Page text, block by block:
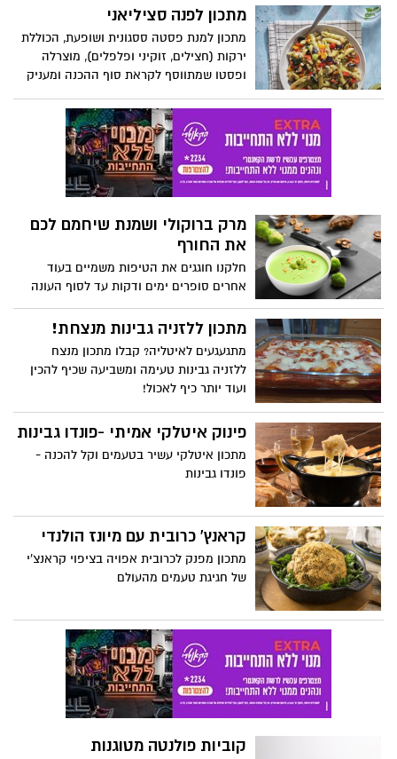
העוגיות קלות להכנה, נימוחות וטעימות
להפליא, מתאימות להגשה לצד שתייה חמה,
לקחת ביס ולהתענג.
מתכון לפנה סציליאני
מתכון למנת פסטה ססגונית ושופעת, הכוללת
ירקות (חצילים, זוקיני ופלפלים), מוצרלה
ופסטו שמתווסף לקראת סוף ההכנה ומעניק
מרק ברוקולי ושמנת שיחמם לכם
את החורף
חלקנו חוגגים את הטיפות משמיים בעוד
אחרים סופרים ימים ודקות עד לסוף העונה
הגשומה. אבל כולנו נזכה במהלך החודשים
הקרובים לחזור מעט רטובים הביתה,
ושמנת מנחם לכבוד פתיחת העונה הגשומה
מתכון ללזניה גבינות מנצחת!
מתגעגעים לאיטליה? קבלו מתכון מנצח
ללזניה גבינות טעימה ומשביעה שכיף להכין
ועוד יותר כיף לאכול!
פינוק איטלקי אמיתי -פונדו גבינות
מתכון איטלקי עשיר בטעמים וקל להכנה -
פונדו גבינות
קראנץ' כרובית עם מיונז הולנדי
מתכון מפנק לכרובית אפויה בציפוי קראנצ'י
של חגיגת טעמים מהעולם
קוביות פולנטה מטוגנות